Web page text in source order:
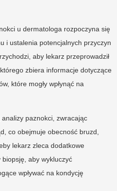
u dermatologa rozpoczyna się
i ustalenia potencjalnych przyczyn
aby lekarz przeprowadził
zbiera informacje dotyczące
które mogły wpłynąć na
paznokci, zwracając
co obejmuje obecność bruzd,
lekarz zleca dodatkowe
aby wykluczyć
wpływać na kondycję